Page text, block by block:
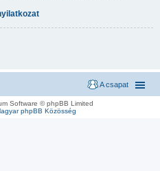
A csapat
Software © phpBB Limited
phpBB Közösség